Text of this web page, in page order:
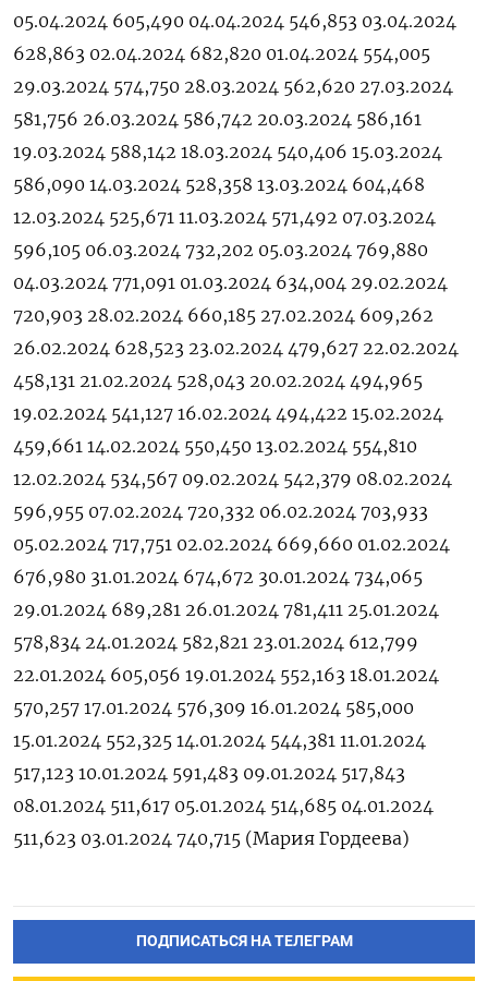
05.04.2024 605,490 04.04.2024 546,853 03.04.2024
628,863 02.04.2024 682,820 01.04.2024 554,005
29.03.2024 574,750 28.03.2024 562,620 27.03.2024
581,756 26.03.2024 586,742 20.03.2024 586,161
19.03.2024 588,142 18.03.2024 540,406 15.03.2024
586,090 14.03.2024 528,358 13.03.2024 604,468
12.03.2024 525,671 11.03.2024 571,492 07.03.2024
596,105 06.03.2024 732,202 05.03.2024 769,880
04.03.2024 771,091 01.03.2024 634,004 29.02.2024
720,903 28.02.2024 660,185 27.02.2024 609,262
26.02.2024 628,523 23.02.2024 479,627 22.02.2024
458,131 21.02.2024 528,043 20.02.2024 494,965
19.02.2024 541,127 16.02.2024 494,422 15.02.2024
459,661 14.02.2024 550,450 13.02.2024 554,810
12.02.2024 534,567 09.02.2024 542,379 08.02.2024
596,955 07.02.2024 720,332 06.02.2024 703,933
05.02.2024 717,751 02.02.2024 669,660 01.02.2024
676,980 31.01.2024 674,672 30.01.2024 734,065
29.01.2024 689,281 26.01.2024 781,411 25.01.2024
578,834 24.01.2024 582,821 23.01.2024 612,799
22.01.2024 605,056 19.01.2024 552,163 18.01.2024
570,257 17.01.2024 576,309 16.01.2024 585,000
15.01.2024 552,325 14.01.2024 544,381 11.01.2024
517,123 10.01.2024 591,483 09.01.2024 517,843
08.01.2024 511,617 05.01.2024 514,685 04.01.2024
511,623 03.01.2024 740,715 (Мария Гордеева)
ПОДПИСАТЬСЯ НА ТЕЛЕГРАМ